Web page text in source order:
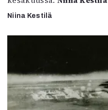
Niina Kestilä